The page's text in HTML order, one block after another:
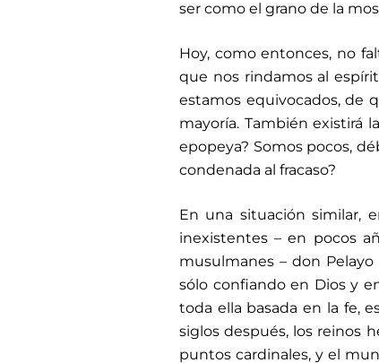
ser como el grano de la
Hoy, como entonces, no
que nos rindamos al
estamos equivocados, de
mayoría. También existirá
epopeya? Somos pocos,
condenada al fracaso?
En una situación similar,
inexistentes – en pocos
musulmanes – don
sólo confiando en Dios y
toda ella basada en la fe,
siglos después, los reinos
puntos cardinales, y el